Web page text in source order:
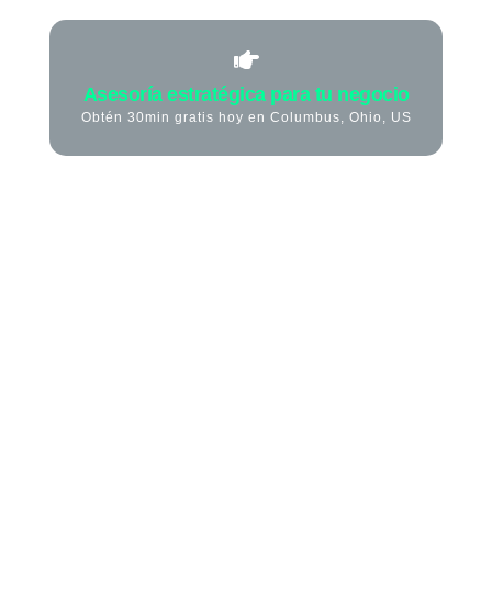
Asesoría estratégica para tu negocio
Obtén 30min gratis hoy en Columbus, Ohio, US